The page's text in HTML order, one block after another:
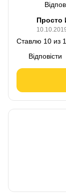
Просто
Ставлю 10 из
Відповісти